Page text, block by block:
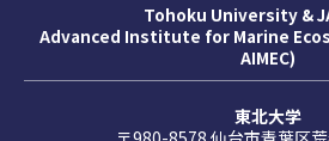
Tohoku University &
Advanced Institute for Marine
AIMEC)
東北大学